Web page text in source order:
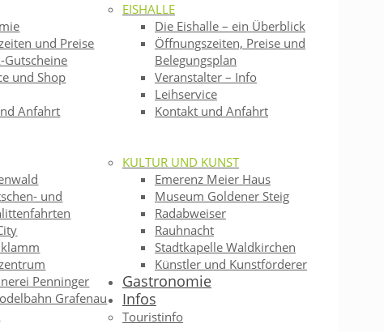
und Preise
Gutscheine
und Shop
Anfahrt
EISHALLE
Die Eishalle – ein Überblick
Öffnungszeiten, Preise und
Belegungsplan
Veranstalter – Info
Leihservice
Kontakt und Anfahrt
und
Penninger
Grafenau
KULTUR UND KUNST
Emerenz Meier Haus
Museum Goldener Steig
Radabweiser
Rauhnacht
Stadtkapelle Waldkirchen
Künstler und Kunstförderer
Gastronomie
Infos
Touristinfo